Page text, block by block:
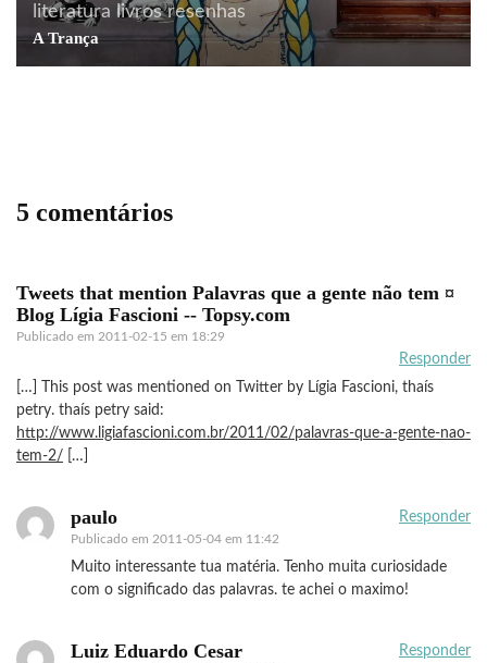
literatura livros resenhas
A Trança
curiosidades dicas profissionais filosofia
literatura
livros utilidades
Dieta literária: devorando os livros certos
5 comentários
Tweets that mention Palavras que a gente não tem ¤
Blog Lígia Fascioni -- Topsy.com
Publicado em 2011-02-15 em 18:29
Responder
[…] This post was mentioned on Twitter by Lígia Fascioni, thaís
petry. thaís petry said:
http://www.ligiafascioni.com.br/2011/02/palavras-que-a-gente-nao-
tem-2/ […]
paulo
Publicado em 2011-05-04 em 11:42
Responder
Muito interessante tua matéria. Tenho muita curiosidade
com o significado das palavras. te achei o maximo!
Luiz Eduardo Cesar Responder